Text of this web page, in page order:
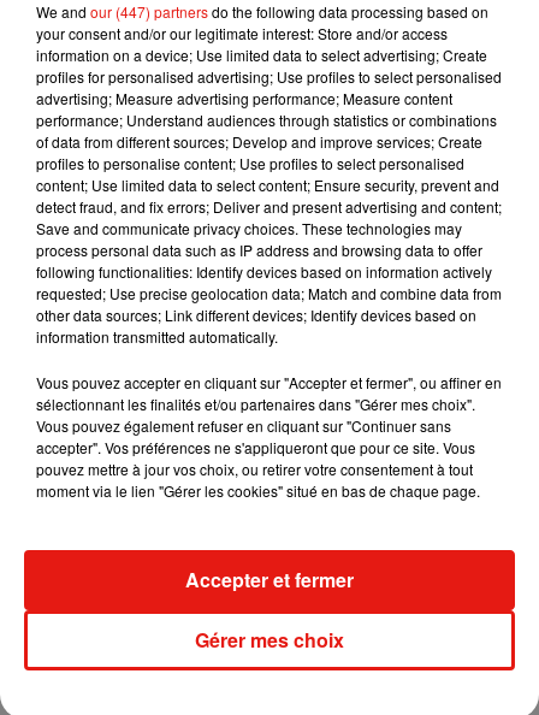
Afficher l'élément
Scream VI • De Matt Bettinelli-Olpin et Tyler Gillett • Avec
Melissa Barrera, Courteney Cox, Jenna Ortega, Hayden
Panettiere…
Musique
6 août 2026
Karol G dévoile la tracklist de son nouvel
album… avec des invités...
5 août 2026
Benny Blanco invite Selena Gomez et
Becky G sur son nouveau single
We and our (447) partnersdo the following data processing based on
your consent and/or our legitimate interest: Store and/or access
information on a device; Use limited data to select advertising; Create
profiles for personalised advertising; Use profiles to select personalised
advertising; Measure advertising performance; Measure content
performance; Understand audiences through statistics or combinations
of data from different sources; Develop and improve services; Create
profiles to personalise content; Use profiles to select personalised
content; Use limited data to select content; Ensure security, prevent and
detect fraud, and fix errors; Deliver and present advertising and content;
Save and communicate privacy choices. These technologies may
process personal data such as IP address and browsing data to offer
following functionalities: Identify devices based on information actively
requested; Use precise geolocation data; Match and combine data from
other data sources; Link different devices; Identify devices based on
information transmitted automatically.
Vous pouvez accepter en cliquant sur "Accepter et fermer", ou affiner en
sélectionnant les finalités et/ou partenaires dans "Gérer mes choix".
Vous pouvez également refuser en cliquant sur "Continuer sans
accepter". Vos préférences ne s'appliqueront que pour ce site. Vous
pouvez mettre à jour vos choix, ou retirer votre consentement à tout
moment via le lien "Gérer les cookies" situé en bas de chaque page.
Gérer mes choix
Accepter et fermer